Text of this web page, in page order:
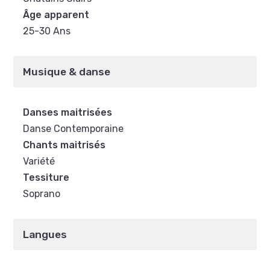
Âge apparent
25-30 Ans
Musique & danse
Danses maitrisées
Danse Contemporaine
Chants maitrisés
Variété
Tessiture
Soprano
Langues